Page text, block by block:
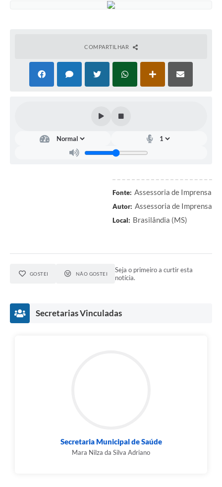
Portal da Privacidade
PNAB (Política Nacional Aldir Blanc)
COMPARTILHAR
Fonte: Assessoria de Imprensa
Autor: Assessoria de Imprensa
Local: Brasilândia (MS)
GOSTEI NÃO GOSTEI
Seja o primeiro a curtir esta
notícia.
Secretarias Vinculadas
Secretaria Municipal de Saúde
Mara Nilza da Silva Adriano